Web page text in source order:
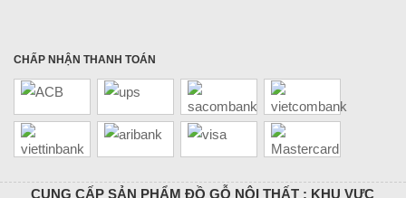
CHẤP NHẬN THANH TOÁN
CUNG CẤP SẢN PHẨM ĐỒ GỖ NỘI THẤT : KHU VỰC